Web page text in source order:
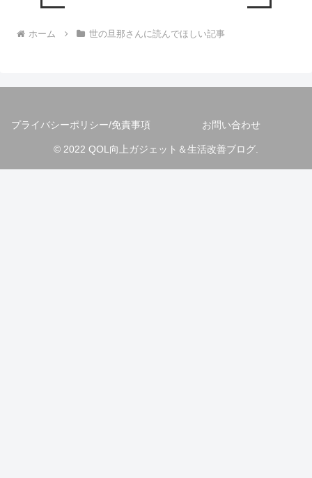
ホーム 世の旦那さんに読んでほしい記事
プライバシーポリシー/免責事項 お問い合わせ
© 2022 QOL向上ガジェット＆生活改善ブログ.